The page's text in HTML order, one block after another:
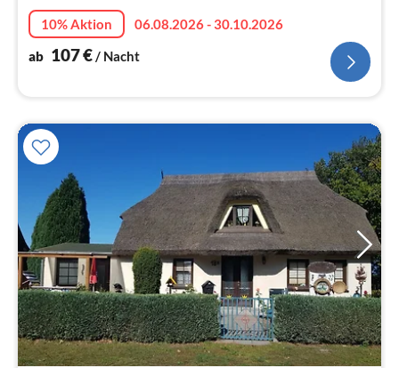
10% Aktion
06.08.2026 - 30.10.2026
ab 107€/ Nacht